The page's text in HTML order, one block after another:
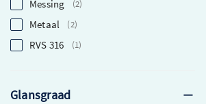
Messing 2
Metaal 2
RVS 316 1
Glansgraad